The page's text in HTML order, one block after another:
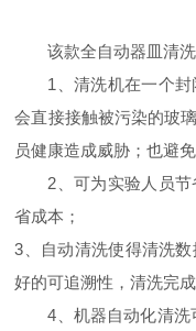
该款全自动器皿清
1、清洗机在一个
会直接接触被污染的玻
员健康造成威胁；也避
2、可为实验人员
省成本；
3 、自动清洗使得清洗
好的可追溯性，清洗完
4、机器自动化清